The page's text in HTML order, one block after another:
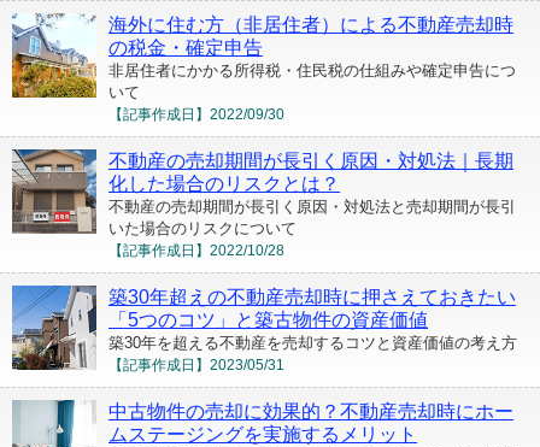
海外に住む方（非居住者）による不動産売却時
の税金・確定申告
非居住者にかかる所得税・住民税の仕組みや確定申告につ
いて
【記事作成日】 2022/09/30
不動産の売却期間が長引く原因・対処法｜長期
化した場合のリスクとは？
不動産の売却期間が長引く原因・対処法と売却期間が長引
いた場合のリスクについて
【記事作成日】 2022/10/28
築30年超えの不動産売却時に押さえておきたい
「5つのコツ」と築古物件の資産価値
築30年を超える不動産を売却するコツと資産価値の考え方
【記事作成日】 2023/05/31
中古物件の売却に効果的？不動産売却時にホー
ムステージングを実施するメリット